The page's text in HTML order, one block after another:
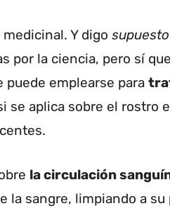
Y digo supuesto
por la ciencia, pero sí
puede emplearse para
aplica sobre el rostro
la circulación
la sangre, limpiando a su